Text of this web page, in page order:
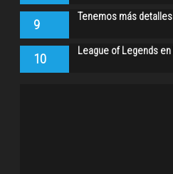
9 Tenemos más
10 League of Legends